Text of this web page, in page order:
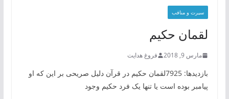
سیرت و منافب
لقمان حکیم
مارس 9, 2018 فروغ هدایت
بازدیدها: 7925لقمان حکیم در قرآن دلیل صریحی بر این که او
پیامبر بوده است یا تنها یک فرد حکیم وجود